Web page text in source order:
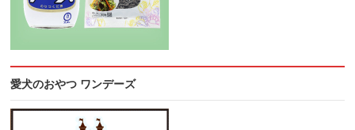
愛犬のおやつ ワンデーズ